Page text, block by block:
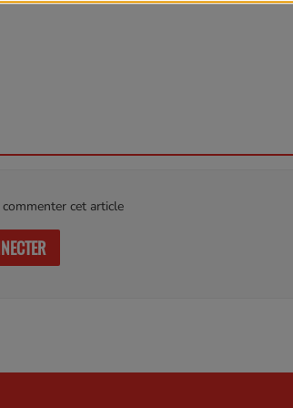
cet article